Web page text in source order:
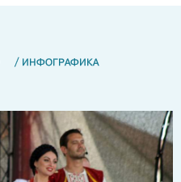
/ ИНФОГРАФИКА